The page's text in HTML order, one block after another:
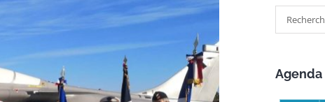
Rechercher:
Agenda